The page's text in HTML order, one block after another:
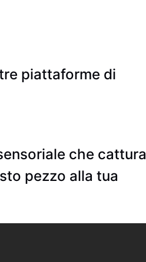
piattaforme di
che cattura
pezzo alla tua